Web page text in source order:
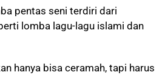
pentas seni terdiri dari
lomba lagu-lagu islami dan
hanya bisa ceramah, tapi harus